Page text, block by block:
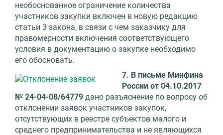
необоснованное ограничение количества
участников закупки включен в новую редакцию
статьи 3 закона, в связи с чем заказчику для
правомерности включения соответствующего
условия в документацию о закупке необходимо
его обосновать.
7. В письме Минфина
России от 04.10.2017
№ 24-04-08/64779 дано разъяснение по вопросу об
отклонении заявок участников закупок,
отсутствующих в реестре субъектов малого и
среднего предпринимательства и не являющихся